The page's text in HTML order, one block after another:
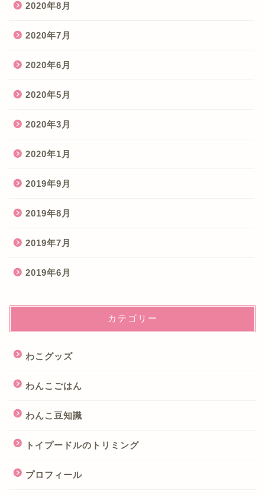
2020年8月
2020年7月
2020年6月
2020年5月
2020年3月
2020年1月
2019年9月
2019年8月
2019年7月
2019年6月
カテゴリー
わこグッズ
わんこごはん
わんこ豆知識
トイプードルのトリミング
プロフィール